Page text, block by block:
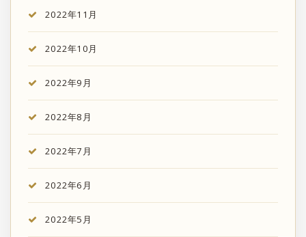
2022年11月
2022年10月
2022年9月
2022年8月
2022年7月
2022年6月
2022年5月